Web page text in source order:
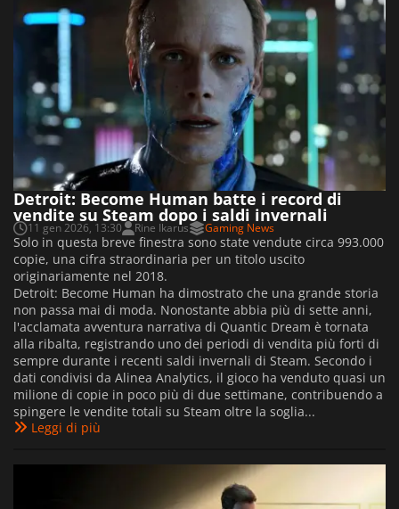
Detroit: Become Human batte i record di
vendite su Steam dopo i saldi invernali
11 gen 2026, 13:30 Rine Ikarus Gaming News
Solo in questa breve finestra sono state vendute circa 993.000
copie, una cifra straordinaria per un titolo uscito
originariamente nel 2018.
Detroit: Become Human ha dimostrato che una grande storia
non passa mai di moda. Nonostante abbia più di sette anni,
l'acclamata avventura narrativa di Quantic Dream è tornata
alla ribalta, registrando uno dei periodi di vendita più forti di
sempre durante i recenti saldi invernali di Steam. Secondo i
dati condivisi da Alinea Analytics, il gioco ha venduto quasi un
milione di copie in poco più di due settimane, contribuendo a
spingere le vendite totali su Steam oltre la soglia...
Leggi di più